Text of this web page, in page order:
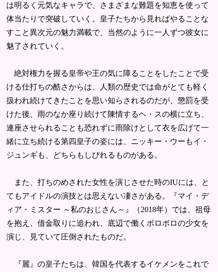
は明るく元気なキャラで、さまざまな難題を知恵を使って
体当たりで突破していく。皇子たちから見ればやることな
すこと異次元の魅力満載で、当然のように一人ずつ彼女に
魅了されていく。
絶対権力を握る皇帝や王の気に障ることをしたことで受
ける仕打ちの酷さからは、人類の歴史では命がとても軽く
扱われ続けてきたことを思い知らされるのだが、懲罰を受
けた後、雨のなか座り続けて陳情するヘ・スの横に立ち、
連座させられることも恐れずに雨除けとして衣を広げて一
緒に立ち続ける第四皇子の姿には、ニッキー・ウーもイ・
ジュンギも、どちらもしびれるものがある。
また、打ちのめされた女性を演じさせた時のIUには、と
てもアイドルの演技とは思えない凄さがある。『マイ・デ
ィア・ミスター ～私のおじさん～』（2018年）では、祖母
を抱え、借金取りに追われ、底辺で働くボロボロの少女を
演じ、見ていて圧倒されたものだ。
『麗』の皇子たちは、韓国を代表するイケメンをこれで